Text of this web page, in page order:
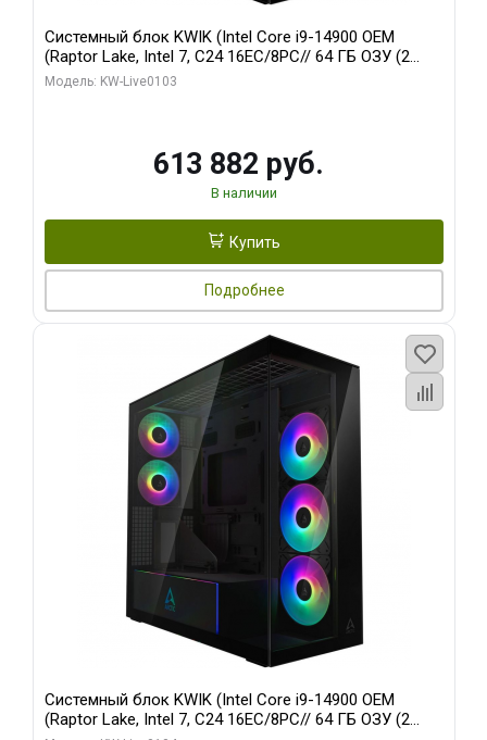
Системный блок KWIK (Intel Core i9-14900 OEM
(Raptor Lake, Intel 7, C24 16EC/8PC// 64 ГБ ОЗУ (2
модуля)/ Afox RTX4090 24GB GDDR6X 384-Bit 3xDP
Модель: KW-Live0103
613 882 руб.
В наличии
Купить
Подробнее
Системный блок KWIK (Intel Core i9-14900 OEM
(Raptor Lake, Intel 7, C24 16EC/8PC// 64 ГБ ОЗУ (2